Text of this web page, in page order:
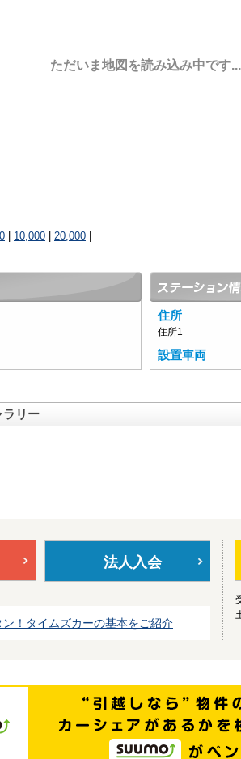
ただいま地図を読み込み中です...
10,000 20,000
住所
住所1
設置車両
ラリー
法人入会
！タイムズカーの基本をご紹介